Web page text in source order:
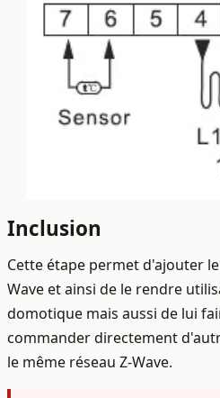
Inclusion
Cette étape permet d'ajouter
Wave et ainsi de le rendre
domotique mais aussi de lui
commander directement
le même réseau Z-Wave.